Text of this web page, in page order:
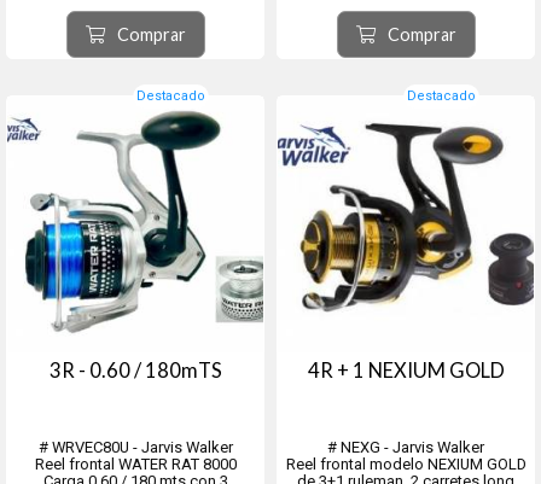
Eje central y tornilleria de acero
inoxidable.
Comprar
● Manivela ergonomica
● Carrete Grafitto
Comprar
Destacado
3R - 0.60 / 180mTS
# WRVEC80U - Jarvis Walker
Reel frontal WATER RAT 8000
Destacado
4R + 1 NEXIUM GOLD
# NEXG - Jarvis Walker
Reel frontal modelo NEXIUM GOLD